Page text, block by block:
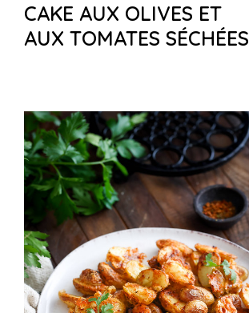
CAKE AUX OLIVES ET
AUX TOMATES SÉCHÉES